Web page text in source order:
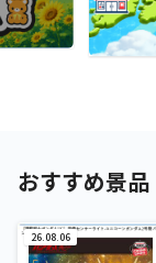
おすすめ景品
26.08.06